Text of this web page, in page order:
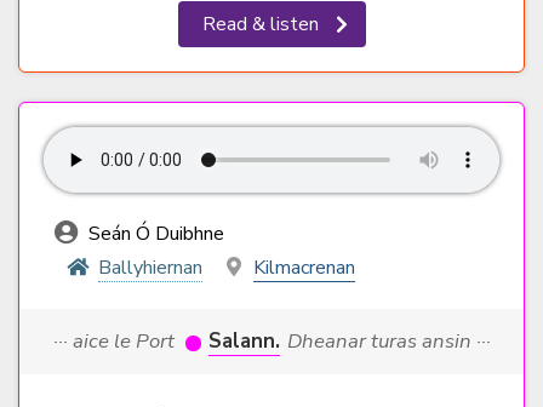
Read & listen
Seán Ó Duibhne
Ballyhiernan
Kilmacrenan
··· aice le Port Salann. Dheanar turas ansin ···